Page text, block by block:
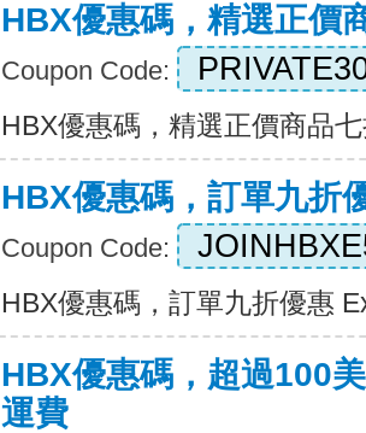
HBX優惠碼，精選正價
Coupon Code:
HBX優惠碼，精選正價商品
HBX優惠碼，訂單九折
Coupon Code:
HBX優惠碼，訂單九折優惠
HBX優惠碼，超過100
運費